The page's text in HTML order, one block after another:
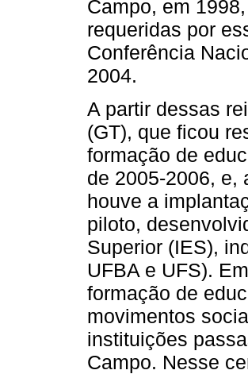
Campo, em
requeridas por
Conferência
2004.
A partir dessas
(GT), que ficou
formação de
de 2005-2006, e,
houve a
piloto,
Superior (IES),
UFBA e UFS).
formação de
movimentos
instituições
Campo. Nesse